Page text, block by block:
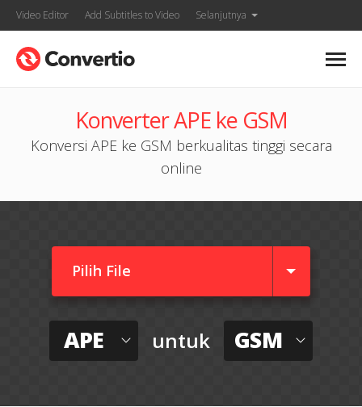
Video Editor Add Subtitles to Video Selanjutnya
Konverter APE ke GSM
Konversi APE ke GSM berkualitas tinggi secara
online
Pilih File
APE untuk GSM